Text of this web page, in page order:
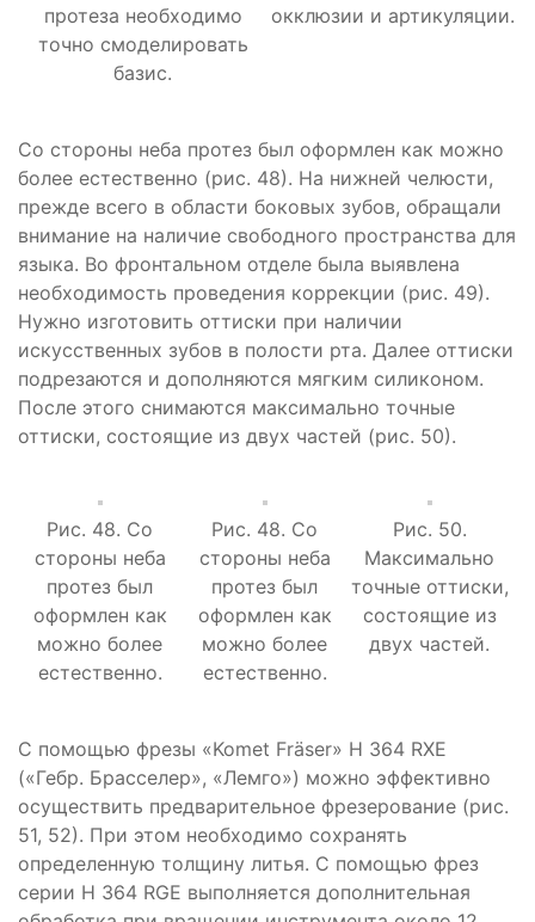
протеза необходимо
точно смоделировать
базис.
окклюзии и артикуляции.
Со стороны неба протез был оформлен как можно
более естественно (рис. 48). На нижней челюсти,
прежде всего в области боковых зубов, обращали
внимание на наличие свободного пространства для
языка. Во фронтальном отделе была выявлена
необходимость проведения коррекции (рис. 49).
Нужно изготовить оттиски при наличии
искусственных зубов в полости рта. Далее оттиски
подрезаются и дополняются мягким силиконом.
После этого снимаются максимально точные
оттиски, состоящие из двух частей (рис. 50).
Рис. 48. Со
стороны неба
протез был
оформлен как
можно более
естественно.
Рис. 48. Со
стороны неба
протез был
оформлен как
можно более
естественно.
Рис. 50.
Максимально
точные оттиски,
состоящие из
двух частей.
С помощью фрезы «Komet Fräser» H 364 RXE
(«Гебр. Брасселер», «Лемго») можно эффективно
осуществить предварительное фрезерование (рис.
51, 52). При этом необходимо сохранять
определенную толщину литья. С помощью фрез
серии H 364 RGE выполняется дополнительная